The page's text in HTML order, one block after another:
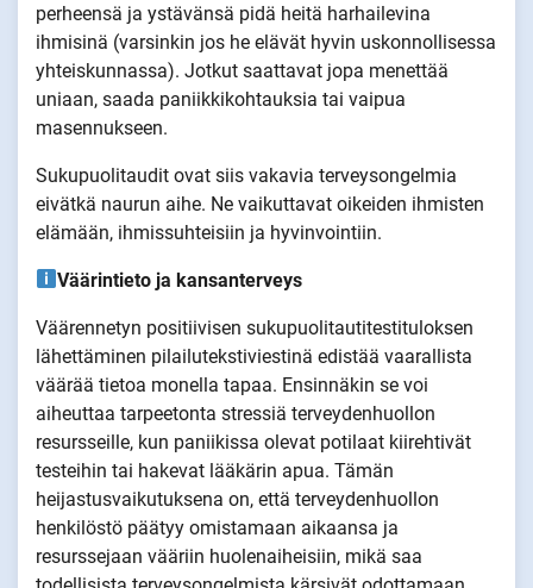
perheensä ja ystävänsä pidä heitä harhailevina
ihmisinä (varsinkin jos he elävät hyvin uskonnollisessa
yhteiskunnassa). Jotkut saattavat jopa menettää
uniaan, saada paniikkikohtauksia tai vaipua
masennukseen.
Sukupuolitaudit ovat siis vakavia terveysongelmia
eivätkä naurun aihe. Ne vaikuttavat oikeiden ihmisten
elämään, ihmissuhteisiin ja hyvinvointiin.
Väärintieto ja kansanterveys
Väärennetyn positiivisen sukupuolitautitestituloksen
lähettäminen pilailutekstiviestinä edistää vaarallista
väärää tietoa monella tapaa. Ensinnäkin se voi
aiheuttaa tarpeetonta stressiä terveydenhuollon
resursseille, kun paniikissa olevat potilaat kiirehtivät
testeihin tai hakevat lääkärin apua. Tämän
heijastusvaikutuksena on, että terveydenhuollon
henkilöstö päätyy omistamaan aikaansa ja
resurssejaan vääriin huolenaiheisiin, mikä saa